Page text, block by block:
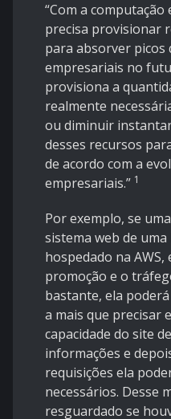
“Com a computação
precisa provisionar
para absorver picos
empresariais no
provisiona a
realmente
ou diminuir
desses recursos
de acordo com a
empresariais.” 1
Por exemplo, se
sistema web de
hospedado na
promoção e o
bastante, ela
a mais que precisar
capacidade do site
informações e
requisições ela
necessários. Desse
resguardado se